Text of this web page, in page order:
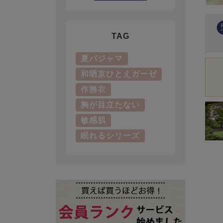
TAG
夏パジャマ
和晒京ひとえガーゼ
作務衣
胸が目立たない
敏感肌
眠れるシリーズ